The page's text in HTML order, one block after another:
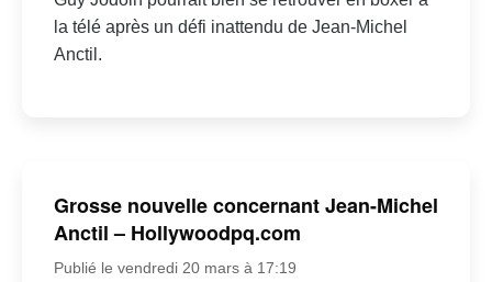
la télé après un défi inattendu de Jean-Michel
Anctil.
Grosse nouvelle concernant Jean-Michel
Anctil – Hollywoodpq.com
Publié le vendredi 20 mars à 17:19